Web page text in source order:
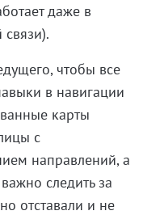
даже в
связи).
чтобы все
в навигации
карты
с
направлений, а
следить за
отставали и не